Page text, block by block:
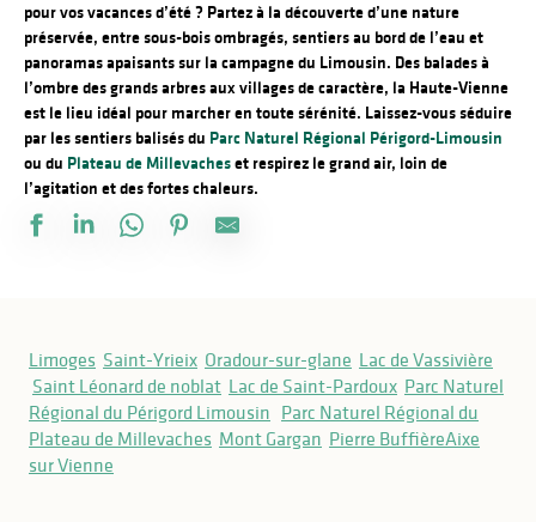
pour vos vacances d’été ? Partez à la découverte d’une nature
préservée, entre sous-bois ombragés, sentiers au bord de l’eau et
panoramas apaisants sur la campagne du Limousin. Des balades à
l’ombre des grands arbres aux villages de caractère, la Haute-Vienne
est le lieu idéal pour marcher en toute sérénité. Laissez-vous séduire
par les sentiers balisés du Parc Naturel Régional Périgord-Limousin
ou du Plateau de Millevacheset respirez le grand air, loin de
l’agitation et des fortes chaleurs.
Sentier les biches
Circuit Le tour du mont Gargan
Sentier Bastide-Uzurat
Variante de Losmonerie - Circuit puys et vallées en pays d'Aixe
Circuit La randonnade
Limoges Saint-Yrieix Oradour-sur-glane Lac de Vassivière
Saint Léonard de noblat Lac de Saint-Pardoux Parc Naturel
Régional du Périgord Limousin Parc Naturel Régional du
Plateau de Millevaches Mont Gargan Pierre BuffièreAixe
sur Vienne